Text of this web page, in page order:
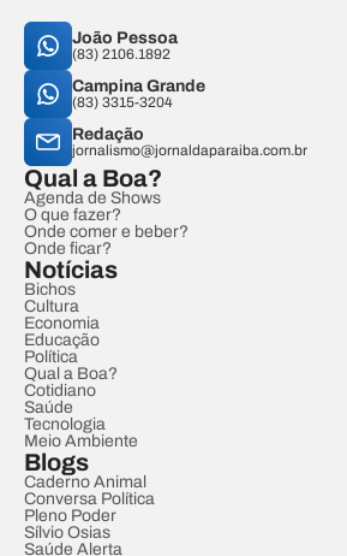
João Pessoa
(83) 2106.1892
Campina Grande
(83) 3315-3204
Redação
jornalismo@jornaldaparaiba.com.br
Qual a Boa?
Agenda de Shows
O que fazer?
Onde comer e beber?
Onde ficar?
Notícias
Bichos
Cultura
Economia
Educação
Política
Qual a Boa?
Cotidiano
Saúde
Tecnologia
Meio Ambiente
Blogs
Caderno Animal
Conversa Política
Pleno Poder
Sílvio Osias
Saúde Alerta